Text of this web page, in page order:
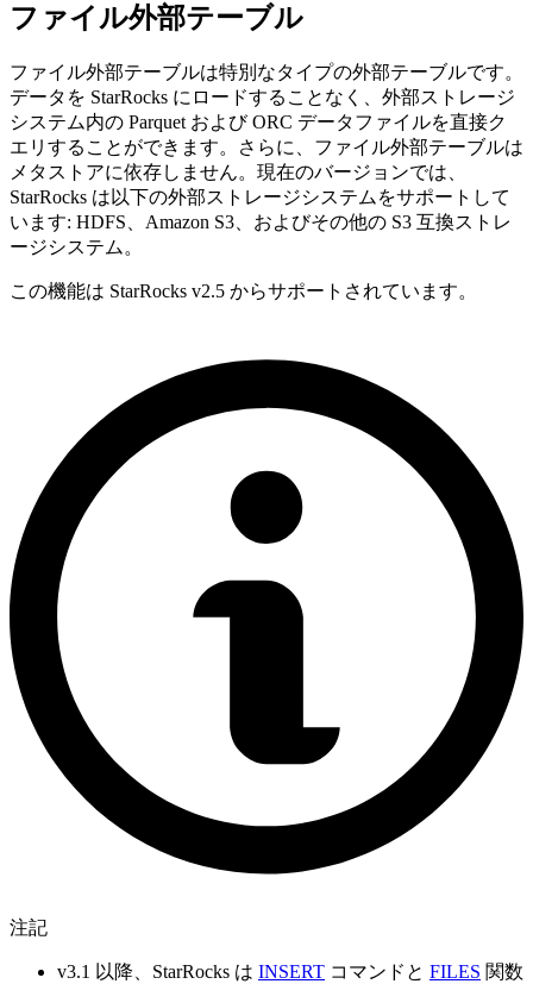
ファイル外部テーブル
ファイル外部テーブルは特別なタイプの外部テーブルです。
データを StarRocks にロードすることなく、外部ストレージ
システム内の Parquet および ORC データファイルを直接ク
エリすることができます。さらに、ファイル外部テーブルは
メタストアに依存しません。現在のバージョンでは、
StarRocks は以下の外部ストレージシステムをサポートして
います: HDFS、Amazon S3、およびその他の S3 互換ストレ
ージシステム。
この機能は StarRocks v2.5 からサポートされています。
注記
v3.1 以降、StarRocks は INSERT コマンドと FILES 関数